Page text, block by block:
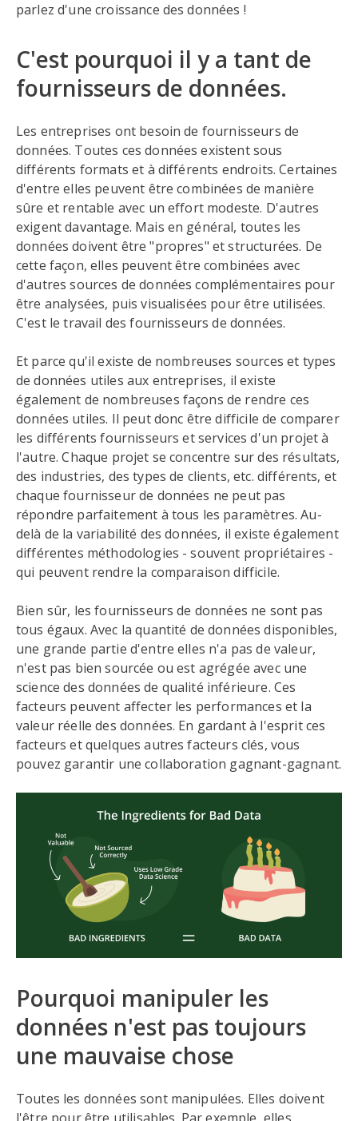
parlez d'une croissance des données !
C'est pourquoi il y a tant de
fournisseurs de données.
Les entreprises ont besoin de fournisseurs de
données. Toutes ces données existent sous
différents formats et à différents endroits. Certaines
d'entre elles peuvent être combinées de manière
sûre et rentable avec un effort modeste. D'autres
exigent davantage. Mais en général, toutes les
données doivent être "propres" et structurées. De
cette façon, elles peuvent être combinées avec
d'autres sources de données complémentaires pour
être analysées, puis visualisées pour être utilisées.
C'est le travail des fournisseurs de données.
Et parce qu'il existe de nombreuses sources et types
de données utiles aux entreprises, il existe
également de nombreuses façons de rendre ces
données utiles. Il peut donc être difficile de comparer
les différents fournisseurs et services d'un projet à
l'autre. Chaque projet se concentre sur des résultats,
des industries, des types de clients, etc. différents, et
chaque fournisseur de données ne peut pas
répondre parfaitement à tous les paramètres. Au-
delà de la variabilité des données, il existe également
différentes méthodologies - souvent propriétaires -
qui peuvent rendre la comparaison difficile.
Bien sûr, les fournisseurs de données ne sont pas
tous égaux. Avec la quantité de données disponibles,
une grande partie d'entre elles n'a pas de valeur,
n'est pas bien sourcée ou est agrégée avec une
science des données de qualité inférieure. Ces
facteurs peuvent affecter les performances et la
valeur réelle des données. En gardant à l'esprit ces
facteurs et quelques autres facteurs clés, vous
pouvez garantir une collaboration gagnant-gagnant.
Pourquoi manipuler les
données n'est pas toujours
une mauvaise chose
Toutes les données sont manipulées. Elles doivent